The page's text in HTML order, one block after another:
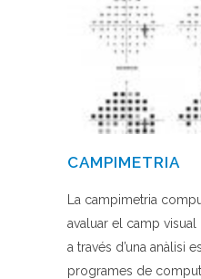
CAMPIMETRIA
La campimetria
avaluar el camp visual
a través d’una anàlisi
programes de